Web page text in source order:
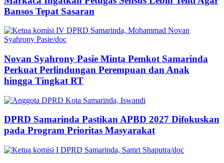
Bansos Tepat Sasaran
Novan Syahrony Pasie Minta Pemkot Samarinda
Perkuat Perlindungan Perempuan dan Anak
hingga Tingkat RT
DPRD Samarinda Pastikan APBD 2027 Difokuskan
pada Program Prioritas Masyarakat